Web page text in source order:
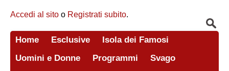
Accedi al sito o Registrati subito.
Home Esclusive
Isola dei Famosi
Uomini e Donne
Programmi
Svago